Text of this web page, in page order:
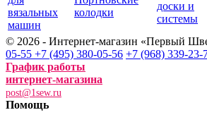
вязальных
машин
колодки
доски и
системы
© 2026 - Интернет-магазин «Первый
05-55 +7 (495) 380-05-56 +7 (968) 339-23-
График работы
интернет-магазина
post@1sew.ru
Помощь